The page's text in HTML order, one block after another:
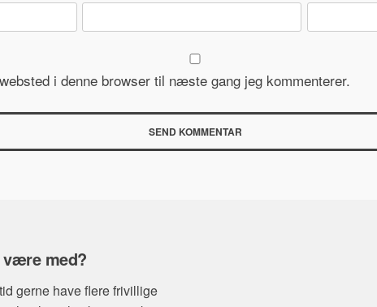
i denne browser til næste gang jeg kommenterer.
med?
gerne have flere frivillige